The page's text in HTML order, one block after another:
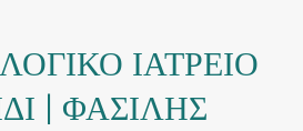
ΙΑΤΡΕΙΟ
| ΦΑΣΙΛΗΣ